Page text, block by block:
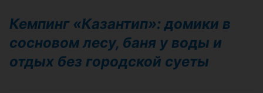
Кемпинг «Казантип»: домики в
сосновом лесу, баня у воды и
отдых без городской суеты